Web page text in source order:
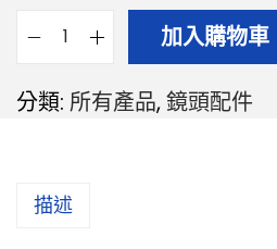
加入購物車
分類: 所有產品,鏡頭配件
描述